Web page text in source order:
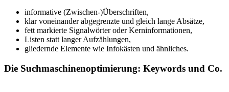
informative (Zwischen-)Überschriften,
klar voneinander abgegrenzte und gleich lange Absätze,
fett markierte Signalwörter oder Kerninformationen,
Listen statt langer Aufzählungen,
gliedernde Elemente wie Infokästen und ähnliches.
Die Suchmaschinenoptimierung: Keywords und Co.